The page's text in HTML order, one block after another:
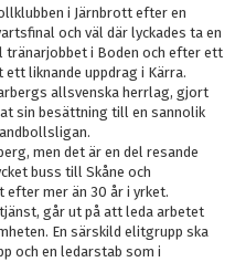
i Järnbrott efter en
och väl där lyckades ta en
tränarjobbet i Boden och efter ett
liknande uppdrag i Kärra.
allsvenska herrlag, gjort
sin besättning till en sannolik
men det är en del resande
buss till Skåne och
efter mer än 30 år i yrket.
går ut på att leda arbetet
En särskild elitgrupp ska
och en ledarstab som i